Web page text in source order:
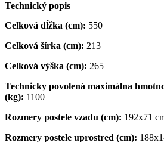
Technický popis
Celková dĺžka (cm): 550
Celková šírka (cm): 213
Celková výška (cm): 265
Technicky povolená maximálna
(kg): 1100
Rozmery postele vzadu (cm): 192x71
Rozmery postele uprostred (cm):